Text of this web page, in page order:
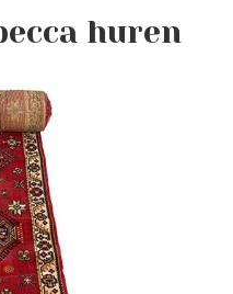
huren